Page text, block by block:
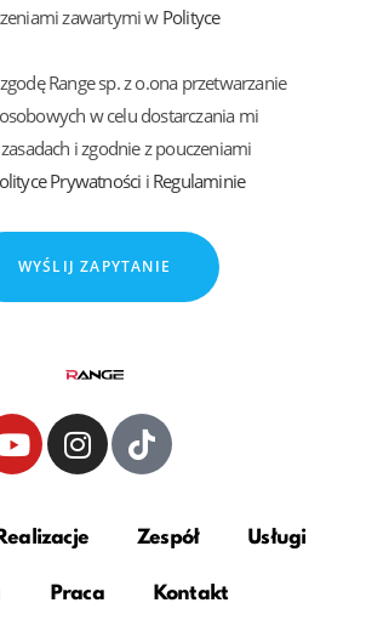
zawartymi w Polityce
Range sp. z o.ona przetwarzanie
w celu dostarczania mi
i zgodnie z pouczeniami
Prywatności i Regulaminie
WYŚLIJ ZAPYTANIE
Realizacje Zespół Usługi
Praca Kontakt